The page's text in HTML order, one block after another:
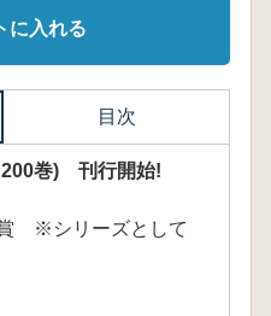
に入れる
目次
200巻) 刊行開始!
※シリーズとして